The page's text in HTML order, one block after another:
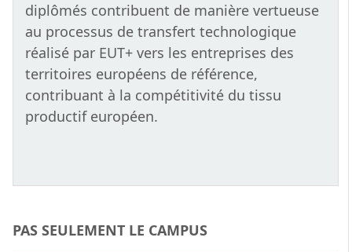
diplômés contribuent de manière vertueuse
au processus de transfert technologique
réalisé par EUT+ vers les entreprises des
territoires européens de référence,
contribuant à la compétitivité du tissu
productif européen.
PAS SEULEMENT LE CAMPUS